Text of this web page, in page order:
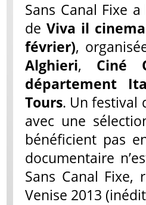
Sans Canal Fixe
de Viva il
février),
Alghieri, Ciné
département
Tours. Un festival
avec une
bénéficient pas
documentaire
Sans Canal
Venise 2013